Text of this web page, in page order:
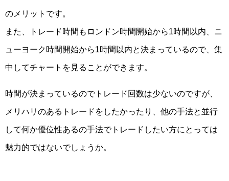
のメリットです。
また、トレード時間もロンドン時間開始から1時間以内、ニ
ューヨーク時間開始から1時間以内と決まっているので、集
中してチャートを見ることができます。
時間が決まっているのでトレード回数は少ないのですが、
メリハリのあるトレードをしたかったり、他の手法と並行
して何か優位性あるの手法でトレードしたい方にとっては
魅力的ではないでしょうか。